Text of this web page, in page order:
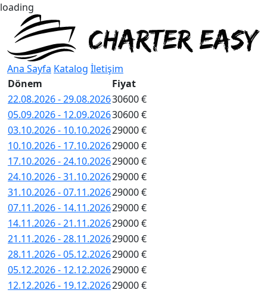
loading
Ana Sayfa Katalog İletişim
Dönem
Fiyat
22.08.2026 - 29.08.202630600 €
05.09.2026 - 12.09.202630600 €
03.10.2026 - 10.10.202629000 €
10.10.2026 - 17.10.202629000 €
17.10.2026 - 24.10.202629000 €
24.10.2026 - 31.10.202629000 €
31.10.2026 - 07.11.202629000 €
07.11.2026 - 14.11.202629000 €
14.11.2026 - 21.11.202629000 €
21.11.2026 - 28.11.202629000 €
28.11.2026 - 05.12.202629000 €
05.12.2026 - 12.12.202629000 €
12.12.2026 - 19.12.202629000 €